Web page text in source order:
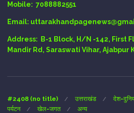
Mobile: 7088882551
Email:
Address:
B-1 Block, H/N -142, First
Mandir Rd, Saraswati Vihar, Ajabpur
#2408 (no title) उत्तराखंड देश-
पर्यटन
खेल-जगत अन्य